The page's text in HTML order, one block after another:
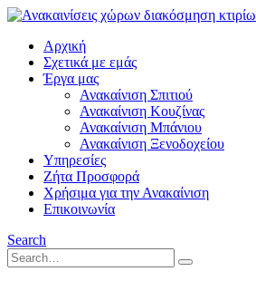
Αρχική
Σχετικά με εμάς
Έργα μας
Ανακαίνιση Σπιτιού
Ανακαίνιση Κουζίνας
Ανακαίνιση Μπάνιου
Ανακαίνιση Ξενοδοχείου
Υπηρεσίες
Ζήτα Προσφορά
Χρήσιμα για την Ανακαίνιση
Επικοινωνία
Search